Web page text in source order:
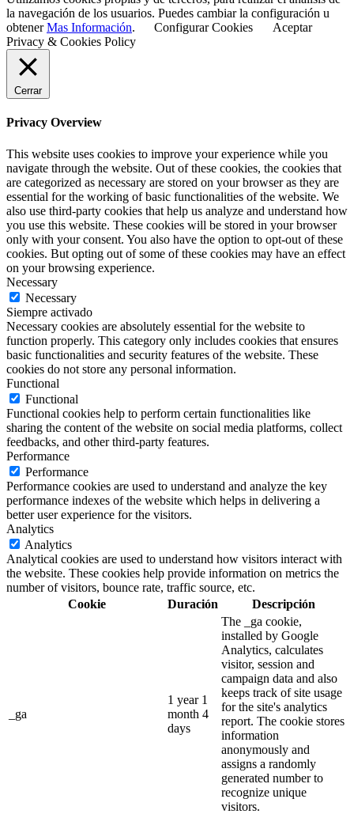
la navegación de los usuarios. Puedes cambiar la configuración u
obtenerMas Información. Configurar Cookies
Aceptar
Privacy & Cookies Policy
Cerrar
Privacy Overview
This website uses cookies to improve your experience while you
navigate through the website. Out of these cookies, the cookies that
are categorized as necessary are stored on your browser as they are
essential for the working of basic functionalities of the website. We
also use third-party cookies that help us analyze and understand how
you use this website. These cookies will be stored in your browser
only with your consent. You also have the option to opt-out of these
cookies. But opting out of some of these cookies may have an effect
on your browsing experience.
Necessary
Necessary
Siempre activado
Necessary cookies are absolutely essential for the website to
function properly. This category only includes cookies that ensures
basic functionalities and security features of the website. These
cookies do not store any personal information.
Functional
Functional
Functional cookies help to perform certain functionalities like
sharing the content of the website on social media platforms, collect
feedbacks, and other third-party features.
Performance
Performance
Performance cookies are used to understand and analyze the key
performance indexes of the website which helps in delivering a
better user experience for the visitors.
Analytics
Analytics
Analytical cookies are used to understand how visitors interact with
the website. These cookies help provide information on metrics the
number of visitors, bounce rate, traffic source, etc.
Cookie
Duración Descripción
_ga
1 year 1
month 4
days
The _ga cookie,
installed by Google
Analytics, calculates
visitor, session and
campaign data and also
keeps track of site usage
for the site's analytics
report. The cookie stores
information
anonymously and
assigns a randomly
generated number to
recognize unique
visitors.